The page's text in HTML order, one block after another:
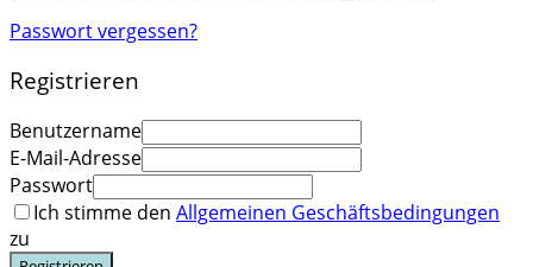
Passwort vergessen?
Registrieren
Benutzername
E-Mail-Adresse
Passwort
Ich stimme den Allgemeinen Geschäftsbedingungen
zu